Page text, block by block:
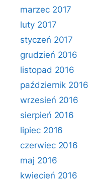
marzec 2017
luty 2017
styczeń 2017
grudzień 2016
listopad 2016
październik 2016
wrzesień 2016
sierpień 2016
lipiec 2016
czerwiec 2016
maj 2016
kwiecień 2016